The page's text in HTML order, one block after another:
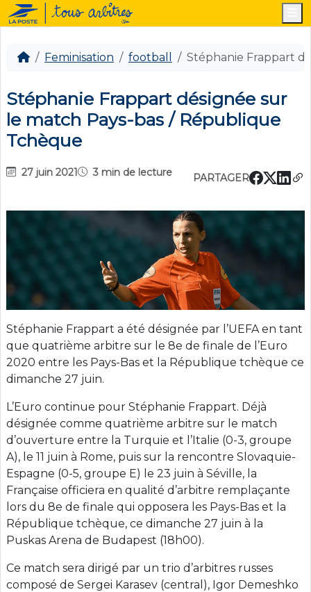
Feminisation football Stéphanie Frappart
Stéphanie Frappart désignée sur
le match Pays-bas / République
Tchèque
27 juin 2021 3 min de lecture PARTAGER
Stéphanie Frappart a été désignée par l’UEFA en tant
que quatrième arbitre sur le 8e de finale de l’Euro
2020 entre les Pays-Bas et la République tchèque ce
dimanche 27 juin.
L’Euro continue pour Stéphanie Frappart. Déjà
désignée comme quatrième arbitre sur le match
d’ouverture entre la Turquie et l’Italie (0-3, groupe
A), le 11 juin à Rome, puis sur la rencontre Slovaquie-
Espagne (0-5, groupe E) le 23 juin à Séville, la
Française officiera en qualité d’arbitre remplaçante
lors du 8e de finale qui opposera les Pays-Bas et la
République tchèque, ce dimanche 27 juin à la
Puskas Arena de Budapest (18h00).
Ce match sera dirigé par un trio d’arbitres russes
composé de Sergei Karasev (central), Igor Demeshko